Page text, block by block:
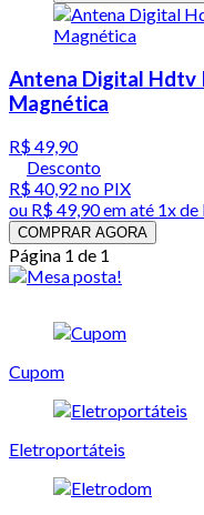
Antena Digital Hdtv
Magnética
R$ 49,90
Desconto
R$ 40,92 no PIX
ou R$ 49,90em até 1x de
COMPRAR AGORA
Página 1 de 1
Cupom
Eletroportáteis